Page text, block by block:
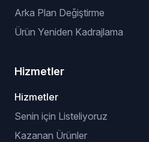
Arka Plan Değiştirme
Ürün Yeniden Kadrajlama
Hizmetler
Hizmetler
Senin için Listeliyoruz
Kazanan Ürünler